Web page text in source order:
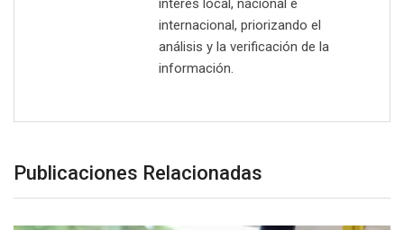
interés local, nacional e
internacional, priorizando el
análisis y la verificación de la
información.
Publicaciones Relacionadas